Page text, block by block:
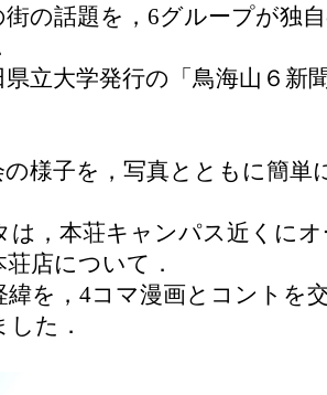
街の話題を，6グループが独
立大学発行の「鳥海山６新
の様子を，写真とともに簡単
は，本荘キャンパス近くに
店について．
緯を，4コマ漫画とコントを
た．